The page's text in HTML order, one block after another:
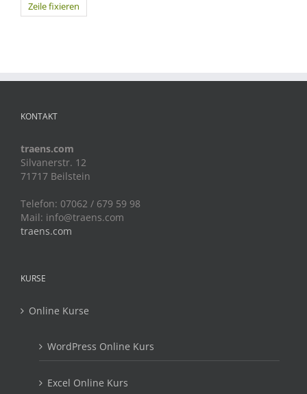
Zeile fixieren
KONTAKT
traens.com
Silvanerstr. 12
71717 Beilstein
Telefon: 07062 / 679 59 98
Mail: info@traens.com
traens.com
KURSE
Online Kurse
WordPress Online Kurs
Excel Online Kurs